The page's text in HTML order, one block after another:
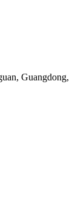
Guangdong,